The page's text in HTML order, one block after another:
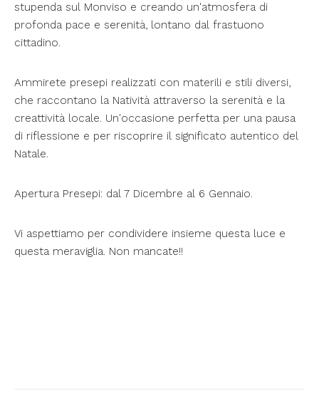
stupenda sul Monviso e creando un'atmosfera di
profonda pace e serenità, lontano dal frastuono
cittadino.
Ammirete presepi realizzati con materili e stili diversi,
che raccontano la Natività attraverso la serenità e la
creattività locale. Un'occasione perfetta per una pausa
di riflessione e per riscoprire il significato autentico del
Natale.
Apertura Presepi: dal 7 Dicembre al 6 Gennaio.
Vi aspettiamo per condividere insieme questa luce e
questa meraviglia. Non mancate!!